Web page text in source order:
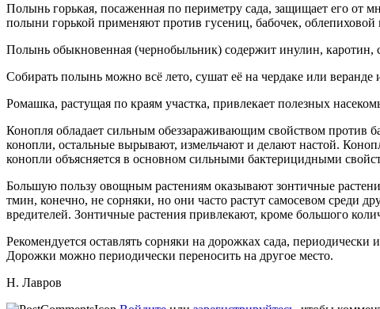
Полынь горькая, посаженная по периметру сада, защищает его от
полыни горькой применяют против гусениц, бабочек, облепиховой
Полынь обыкновенная (чернобыльник) содержит инулин, каротин,
Собирать полынь можно всё лето, сушат её на чердаке или веранде
Ромашка, растущая по краям участка, привлекает полезных
Конопля обладает сильным обеззараживающим свойством против
конопли, остальные вырывают, измельчают и делают настой.
конопли объясняется в основном сильными бактерицидными
Большую пользу овощным растениям оказывают зонтичные
тмин, конечно, не сорняки, но они часто растут самосевом среди
вредителей. Зонтичные растения привлекают, кроме большого
Рекомендуется оставлять сорняки на дорожках сада,
Дорожки можно периодически переносить на другое место.
Н. Лавров